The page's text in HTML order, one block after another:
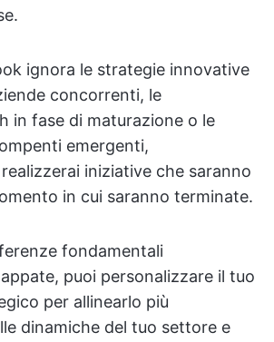
ignora le strategie innovative
concorrenti, le
in fase di maturazione o le
emergenti,
iniziative che saranno
in cui saranno terminate.
fondamentali
puoi personalizzare il tuo
per allinearlo più
dinamiche del tuo settore e